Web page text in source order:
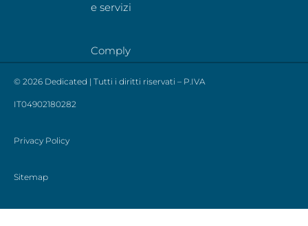
e servizi
Comply
© 2026 Dedicated | Tutti i diritti riservati – P.IVA
IT04902180282
Privacy Policy
Sitemap